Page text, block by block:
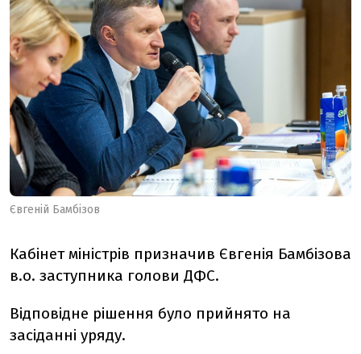
Євгеній Бамбізов
Кабінет міністрів призначив Євгенія Бамбізова
в.о. заступника голови ДФС.
Відповідне рішення було прийнято на
засіданні уряду.